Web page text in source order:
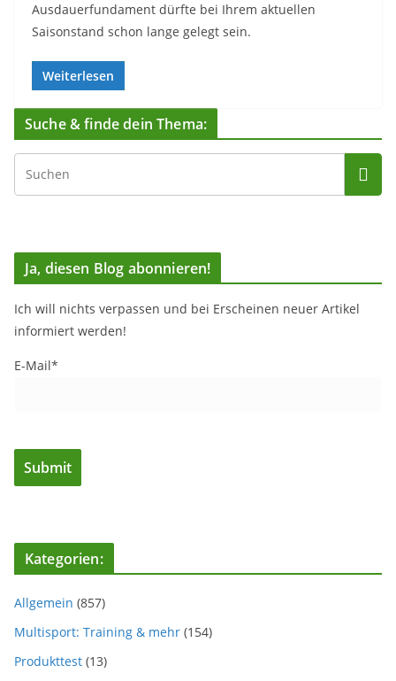
Ausdauerfundament dürfte bei Ihrem aktuellen
Saisonstand schon lange gelegt sein.
Weiterlesen
Suche & finde dein Thema:
Ja, diesen Blog abonnieren!
Ich will nichts verpassen und bei Erscheinen neuer Artikel
informiert werden!
E-Mail*
Kategorien:
Allgemein (857)
Multisport: Training & mehr (154)
Produkttest (13)